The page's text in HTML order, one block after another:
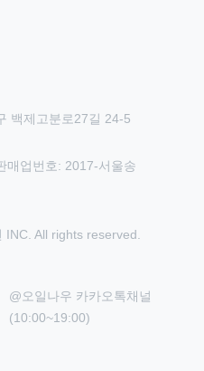
백제고분로27길 24-5
매업번호: 2017-서울송
INC. All rights reserved.
@오일나우 카카오톡채널
(10:00~19:00)